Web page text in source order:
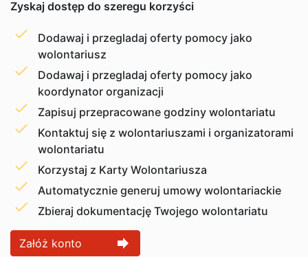
Zyskaj dostęp do szeregu korzyści
Dodawaj i przegladaj oferty pomocy jako
wolontariusz
Dodawaj i przegladaj oferty pomocy jako
koordynator organizacji
Zapisuj przepracowane godziny wolontariatu
Kontaktuj się z wolontariuszami i organizatorami
wolontariatu
Korzystaj z Karty Wolontariusza
Automatycznie generuj umowy wolontariackie
Zbieraj dokumentację Twojego wolontariatu
Załóż konto forward